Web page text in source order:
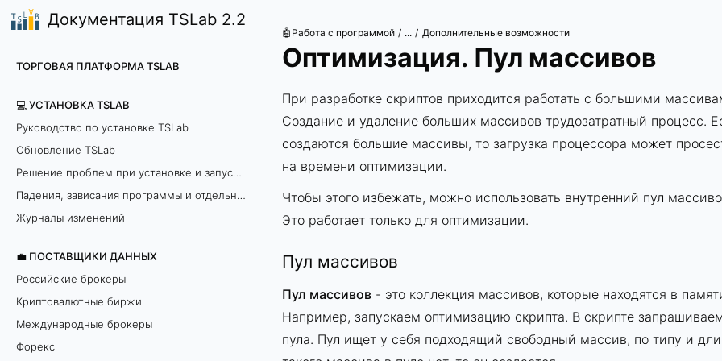
Документация TSLab 2.2
ТОРГОВАЯ ПЛАТФОРМА TSLAB
💻 УСТАНОВКА TSLAB
Руководство по установке TSLab
Обновление TSLab
Решение проблем при установке и запуске программы
Падения, зависания программы и отдельных модулей
Журналы изменений
💼 ПОСТАВЩИКИ ДАННЫХ
Российские брокеры
Криптовалютные биржи
Международные брокеры
Форекс
🤖Работа с программой / ... / Дополнительные возможности
Оптимизация. Пул массивов
При разработке скриптов приходится работать с большими
Создание и удаление больших массивов трудозатратный процесс.
создаются большие массивы, то загрузка процессора может
на времени оптимизации.
Чтобы этого избежать, можно использовать внутренний пул
Это работает только для оптимизации.
Пул массивов
Пул массивов - это коллекция массивов, которые находятся в
Например, запускаем оптимизацию скрипта. В скрипте
пула. Пул ищет у себя подходящий свободный массив, по типу и